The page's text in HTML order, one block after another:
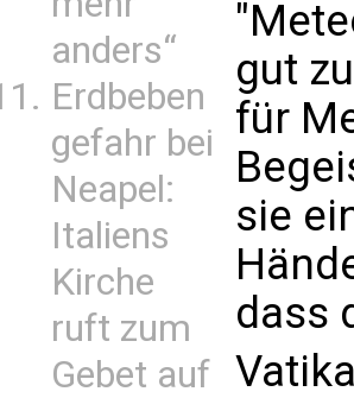
anders“
Erdbeben
gefahr bei
Neapel:
Italiens
Kirche
ruft zum
Gebet auf
gut
für
sie
dass